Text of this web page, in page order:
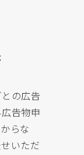
の広告
告物申
らな
いただ